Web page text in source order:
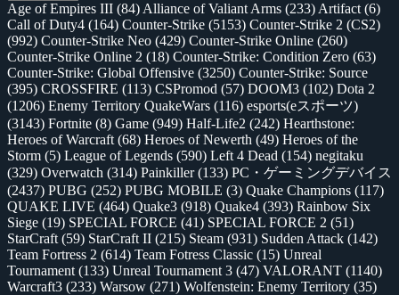
Age of Empires III (84) Alliance of Valiant Arms (233) Artifact (6)
Call of Duty4 (164) Counter-Strike (5153) Counter-Strike 2 (CS2)
(992) Counter-Strike Neo (429) Counter-Strike Online (260)
Counter-Strike Online 2 (18) Counter-Strike: Condition Zero (63)
Counter-Strike: Global Offensive (3250) Counter-Strike: Source
(395) CROSSFIRE (113) CSPromod (57) DOOM3 (102) Dota 2
(1206) Enemy Territory QuakeWars (116) esports(eスポーツ)
(3143) Fortnite (8) Game (949) Half-Life2 (242) Hearthstone:
Heroes of Warcraft (68) Heroes of Newerth (49) Heroes of the
Storm (5) League of Legends (590) Left 4 Dead (154) negitaku
(329) Overwatch (314) Painkiller(133) PC・ゲーミングデバイス
(2437) PUBG (252) PUBG MOBILE (3) Quake Champions (117)
QUAKE LIVE (464) Quake3 (918) Quake4 (393) Rainbow Six
Siege (19) SPECIAL FORCE (41) SPECIAL FORCE 2 (51)
StarCraft (59) StarCraft II (215) Steam (931) Sudden Attack (142)
Team Fortress 2 (614) Team Fotress Classic (15) Unreal
Tournament (133) Unreal Tournament 3 (47) VALORANT (1140)
Warcraft3 (233) Warsow (271) Wolfenstein: Enemy Territory (35)